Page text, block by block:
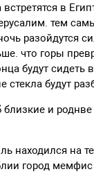
в
тем
разойдутся
что горы
будут
будут
и
находился
город